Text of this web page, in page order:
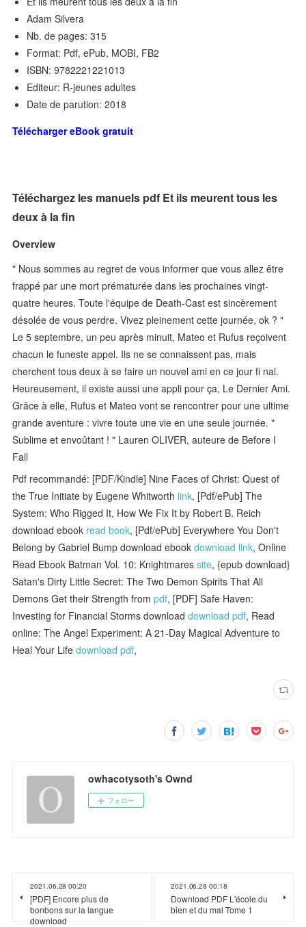
Adam Silvera
Nb. de pages: 315
Format: Pdf, ePub, MOBI, FB2
ISBN: 9782221221013
Editeur: R-jeunes adultes
Date de parution: 2018
Télécharger eBook gratuit
Téléchargez les manuels pdf Et ils meurent tous les
deux à la fin
Overview
" Nous sommes au regret de vous informer que vous allez être
frappé par une mort prématurée dans les prochaines vingt-
quatre heures. Toute l'équipe de Death-Cast est sincèrement
désolée de vous perdre. Vivez pleinement cette journée, ok ? "
Le 5 septembre, un peu après minuit, Mateo et Rufus reçoivent
chacun le funeste appel. Ils ne se connaissent pas, mais
cherchent tous deux à se faire un nouvel ami en ce jour fi nal.
Heureusement, il existe aussi une appli pour ça, Le Dernier Ami.
Grâce à elle, Rufus et Mateo vont se rencontrer pour une ultime
grande aventure : vivre toute une vie en une seule journée. "
Sublime et envoûtant ! " Lauren OLIVER, auteure de Before I
Fall
Pdf recommandé: [PDF/Kindle] Nine Faces of Christ: Quest of
the True Initiate by Eugene Whitworth link, [Pdf/ePub] The
System: Who Rigged It, How We Fix It by Robert B. Reich
download ebook read book, [Pdf/ePub] Everywhere You Don't
Belong by Gabriel Bump download ebookdownload link, Online
Read Ebook Batman Vol. 10: Knightmaressite, {epub download}
Satan's Dirty Little Secret: The Two Demon Spirits That All
Demons Get their Strength frompdf, [PDF] Safe Haven:
Investing for Financial Storms downloaddownload pdf, Read
online: The Angel Experiment: A 21-Day Magical Adventure to
Heal Your Lifedownload pdf,
owhacotysoth's Ownd
フォロー
2021.06.28 00:20
[PDF] Encore plus de
bonbons sur la langue
download
2021.06.28 00:18
Download PDF L'école du
bien et du mal Tome 1